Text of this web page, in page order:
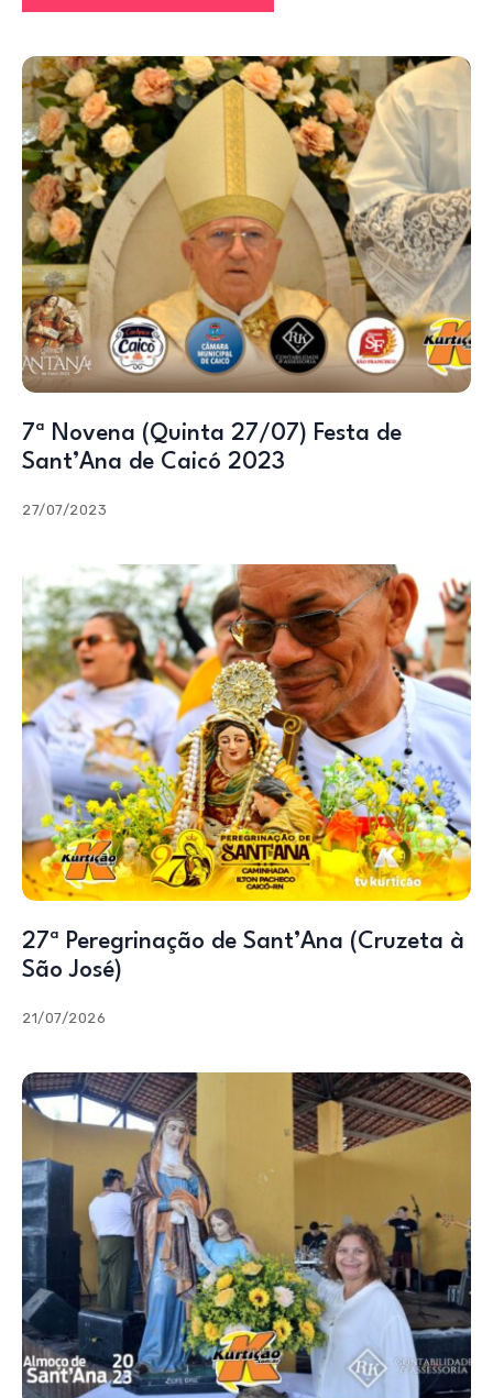
7ª Novena (Quinta 27/07) Festa de
Sant’Ana de Caicó 2023
27/07/2023
27ª Peregrinação de Sant’Ana (Cruzeta à
São José)
21/07/2026